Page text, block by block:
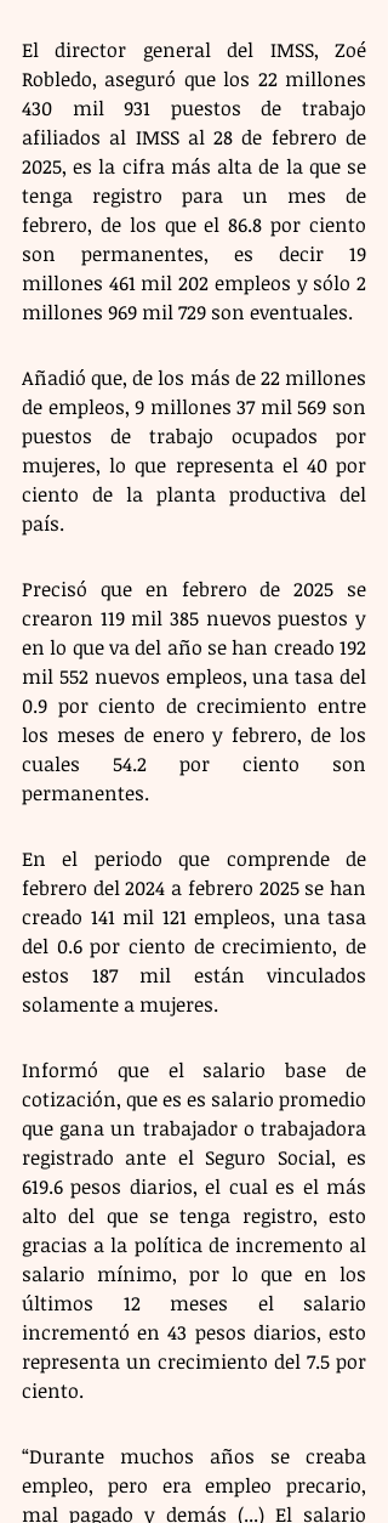
El director general del IMSS, Zoé
Robledo, aseguró que los 22 millones
430 mil 931 puestos de trabajo
afiliados al IMSS al 28 de febrero de
2025, es la cifra más alta de la que se
tenga registro para un mes de
febrero, de los que el 86.8 por ciento
son permanentes, es decir 19
millones 461 mil 202 empleos y sólo 2
millones 969 mil 729 son eventuales.
Añadió que, de los más de 22 millones
de empleos, 9 millones 37 mil 569 son
puestos de trabajo ocupados por
mujeres, lo que representa el 40 por
ciento de la planta productiva del
país.
Precisó que en febrero de 2025 se
crearon 119 mil 385 nuevos puestos y
en lo que va del año se han creado 192
mil 552 nuevos empleos, una tasa del
0.9 por ciento de crecimiento entre
los meses de enero y febrero, de los
cuales 54.2 por ciento son
permanentes.
En el periodo que comprende de
febrero del 2024 a febrero 2025 se han
creado 141 mil 121 empleos, una tasa
del 0.6 por ciento de crecimiento, de
estos 187 mil están vinculados
solamente a mujeres.
Informó que el salario base de
cotización, que es es salario promedio
que gana un trabajador o trabajadora
registrado ante el Seguro Social, es
619.6 pesos diarios, el cual es el más
alto del que se tenga registro, esto
gracias a la política de incremento al
salario mínimo, por lo que en los
últimos 12 meses el salario
incrementó en 43 pesos diarios, esto
representa un crecimiento del 7.5 por
ciento.
“Durante muchos años se creaba
empleo, pero era empleo precario,
mal pagado y demás (...) El salario